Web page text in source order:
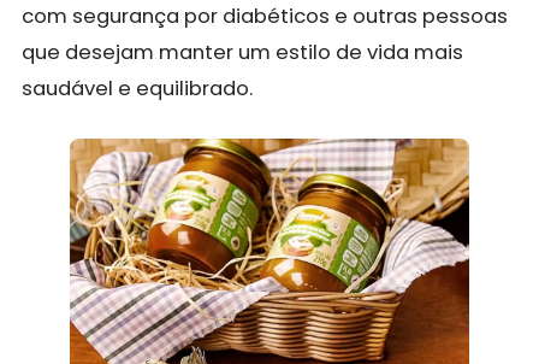
com segurança por diabéticos e outras pessoas
que desejam manter um estilo de vida mais
saudável e equilibrado.